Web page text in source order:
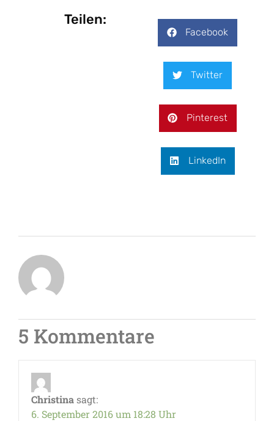
Teilen:
Facebook
Twitter
Pinterest
LinkedIn
5 Kommentare
Christinasagt:
6. September 2016 um 18:28 Uhr